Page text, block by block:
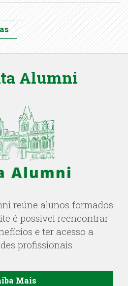
Alumni
reúne alunos formados
é possível reencontrar
e ter acesso a
profissionais.
Mais